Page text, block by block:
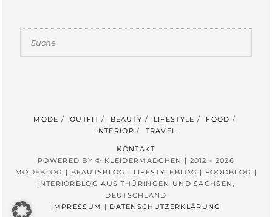
MODE OUTFIT BEAUTY LIFESTYLE
FOOD
INTERIOR
TRAVEL
KONTAKT
POWERED BY © KLEIDERMÄDCHEN | 2012 - 2026
MODEBLOG | BEAUTSBLOG | LIFESTYLEBLOG | FOODBLOG |
INTERIORBLOG AUS THÜRINGEN UND SACHSEN,
DEUTSCHLAND
IMPRESSUM | DATENSCHUTZERKLÄRUNG